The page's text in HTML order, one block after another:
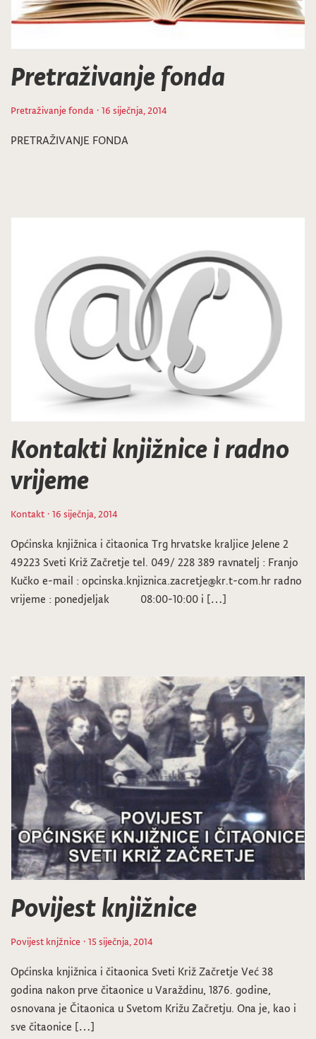
Pretraživanje fonda
Pretraživanje fonda · 16 siječnja, 2014
PRETRAŽIVANJE FONDA
Kontakti knjižnice i radno
vrijeme
Kontakt · 16 siječnja, 2014
Općinska knjižnica i čitaonica Trg hrvatske kraljice Jelene 2
49223 Sveti Križ Začretje tel. 049/ 228 389 ravnatelj : Franjo
Kučko e-mail : opcinska.knjiznica.zacretje@kr.t-com.hr radno
vrijeme : ponedjeljak 08:00-10:00 i […]
Povijest knjižnice
Povijest knjžnice · 15 siječnja, 2014
Općinska knjižnica i čitaonica Sveti Križ Začretje Već 38
godina nakon prve čitaonice u Varaždinu, 1876. godine,
osnovana je Čitaonica u Svetom Križu Začretju. Ona je, kao i
sve čitaonice […]